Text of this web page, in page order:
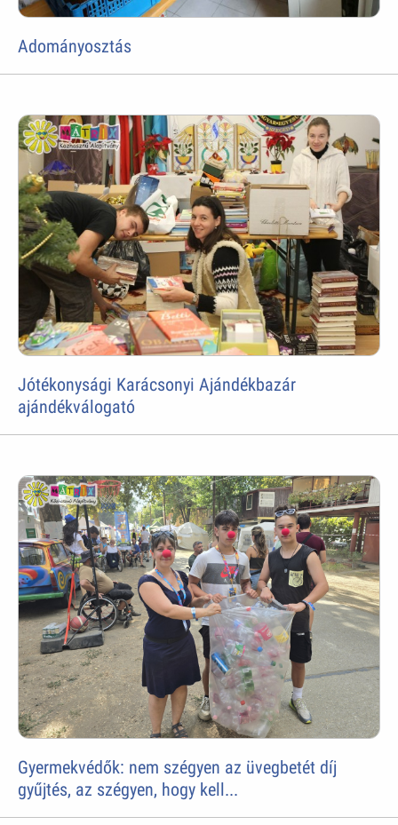
Adományosztás
Jótékonysági Karácsonyi Ajándékbazár
ajándékválogató
Gyermekvédők: nem szégyen az üvegbetét díj
gyűjtés, az szégyen, hogy kell...